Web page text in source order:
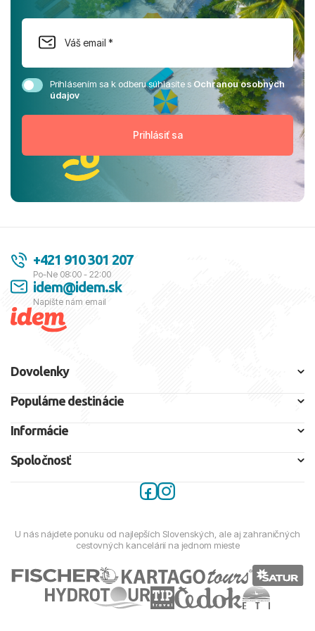
Prihlásením sa k odberu súhlasíte sOchranou osobných
údajov
+421 910 301 207
Po-Ne 08:00 - 22:00
idem@idem.sk
Napíšte nám email
Dovolenky
Populárne destinácie
Informácie
Spoločnosť
U nás nájdete ponuku od najlepších Slovenských, ale aj zahraničných
cestovných kancelárií na jednom mieste